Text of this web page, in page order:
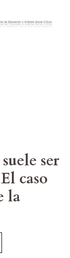
ser
caso
la